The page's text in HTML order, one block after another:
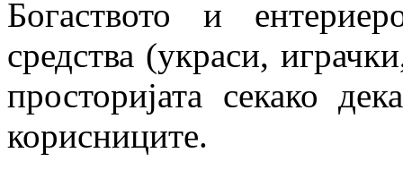
Богаството и
средства (украси,
просторијата секако
корисниците.